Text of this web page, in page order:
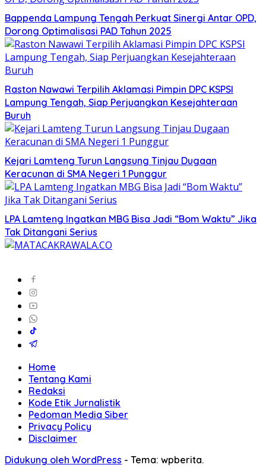
Bappenda Lampung Tengah Perkuat Sinergi Antar OPD,
Dorong Optimalisasi PAD Tahun 2025
Raston Nawawi Terpilih Aklamasi Pimpin DPC KSPSI
Lampung Tengah, Siap Perjuangkan Kesejahteraan
Buruh
Kejari Lamteng Turun Langsung Tinjau Dugaan
Keracunan di SMA Negeri 1 Punggur
LPA Lamteng Ingatkan MBG Bisa Jadi “Bom Waktu” Jika
Tak Ditangani Serius
Home
Tentang Kami
Redaksi
Kode Etik Jurnalistik
Pedoman Media Siber
Privacy Policy
Disclaimer
Didukung oleh WordPress - Tema: wpberita.